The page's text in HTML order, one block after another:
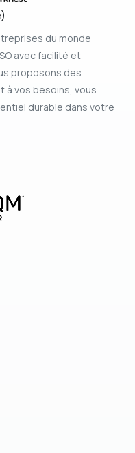
du monde
avec facilité et
proposons des
à vos besoins, vous
durable dans votre